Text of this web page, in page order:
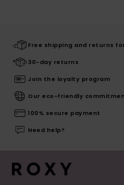
Free shipping and returns
30-day returns
Join the loyalty program
Our eco-friendly
100% secure payment
Need help?